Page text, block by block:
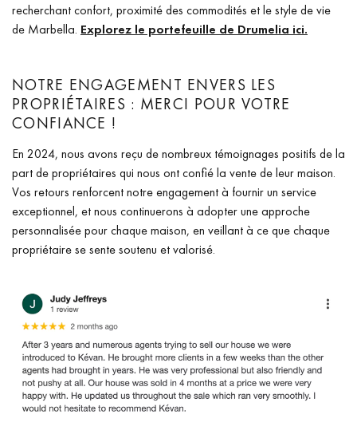
recherchant confort, proximité des commodités et le style de vie
de Marbella. Explorez le portefeuille de Drumelia ici.
NOTRE ENGAGEMENT ENVERS LES
PROPRIÉTAIRES : MERCI POUR VOTRE
CONFIANCE !
En 2024, nous avons reçu de nombreux témoignages positifs de la
part de propriétaires qui nous ont confié la vente de leur maison.
Vos retours renforcent notre engagement à fournir un service
exceptionnel, et nous continuerons à adopter une approche
personnalisée pour chaque maison, en veillant à ce que chaque
propriétaire se sente soutenu et valorisé.